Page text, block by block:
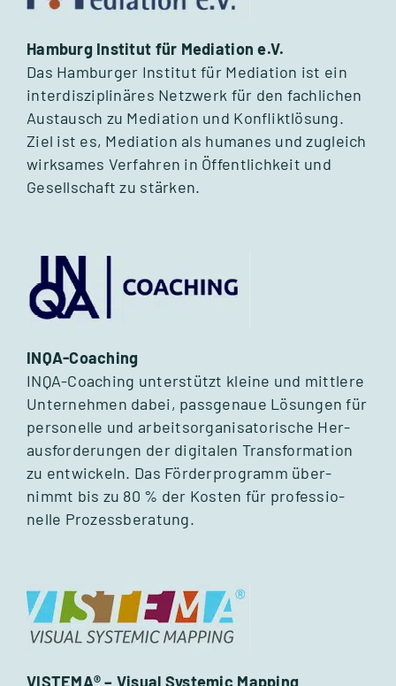
Ham­burg Insti­tut für Media­tion e.V.
Das Ham­bur­ger Insti­tut für Media­tion ist ein
inter­dis­zi­pli­nä­res Netz­werk für den fach­li­chen
Aus­tausch zu Media­tion und Kon­flikt­lö­sung.
Ziel ist es, Media­tion als huma­nes und zugleich
wirk­sa­mes Ver­fah­ren in Öffent­lich­keit und
Gesell­schaft zu stär­ken.
INQA-Coa­ching
INQA-Coa­ching unter­stützt kleine und mitt­lere
Unter­neh­men dabei, pass­ge­naue Lösun­gen für
per­so­nelle und arbeits­or­ga­ni­sa­to­ri­sche Her­
aus­for­de­run­gen der digi­ta­len Trans­for­ma­tion
zu ent­wi­ckeln. Das För­der­pro­gramm über­
nimmt bis zu 80 % der Kos­ten für pro­fes­sio­
nelle Pro­zess­be­ra­tung.
VISTEMA® – Visual Sys­te­mic Map­ping